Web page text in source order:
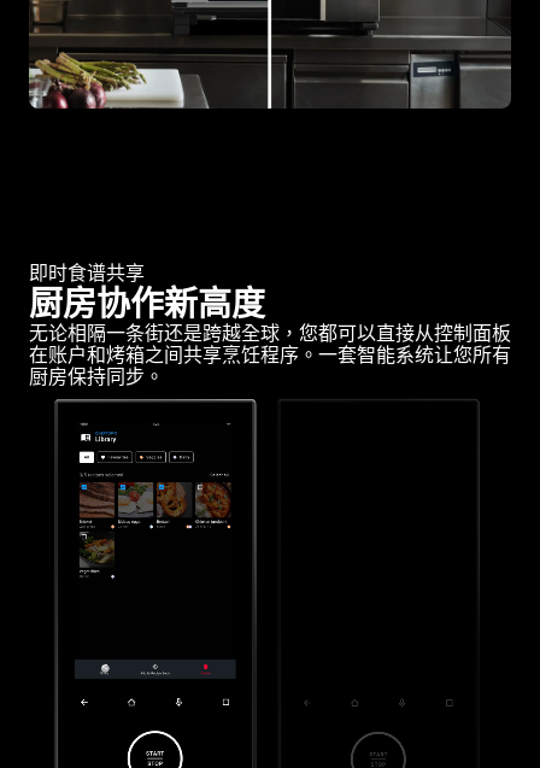
即时食谱共享
厨房协作新高度
无论相隔一条街还是跨越全球，您都可以直接从控制面板
在账户和烤箱之间共享烹饪程序。一套智能系统让您所有
厨房保持同步。